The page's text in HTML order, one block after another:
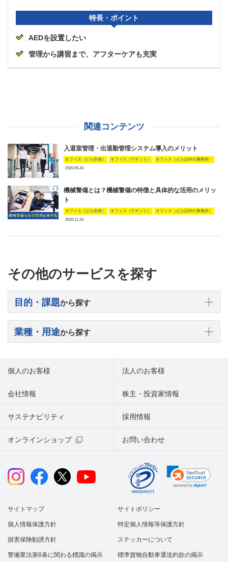
特長・ポイント
AEDを設置したい
管理から講習まで、アフターケアも充実
関連コンテンツ
入退室管理・出退勤管理システム導入のメリット
オフィス（ビル全体） オフィス（テナント）
オフィス（ビル以外の事務所）
2020.06.24
機械警備とは？機械警備の特徴と具体的な活用のメリッ
ト
オフィス（ビル全体） オフィス（テナント）
オフィス（ビル以外の事務所）
2020.11.24
その他のサービスを探す
目的・課題から探す
業種・用途から探す
個人のお客様 法人のお客様
会社情報 株主・投資家情報
サステナビリティ
オンラインショップ お問い合わせ
採用情報
サイトマップ サイトポリシー
個人情報保護方針 特定個人情報等保護方針
損害保険勧誘方針 ステッカーについて
警備業法第6条に関わる標識の掲示 標準貨物自動車運送約款の掲示